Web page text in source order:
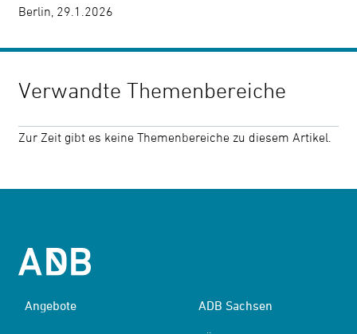
Berlin, 29.1.2026
Verwandte Themenbereiche
Zur Zeit gibt es keine Themenbereiche zu diesem Artikel.
Angebote ADB Sachsen